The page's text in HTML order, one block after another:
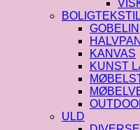
BOLIGTEKSTIL
GOBELIN
KANVAS
KUNST
ULD